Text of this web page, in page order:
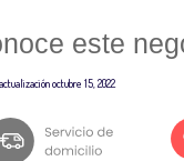
este
octubre 15, 2022